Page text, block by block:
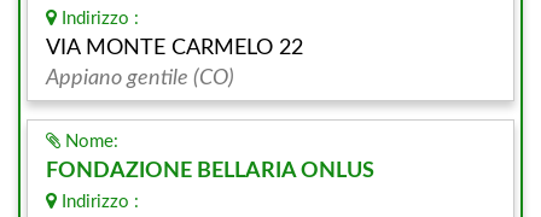
Indirizzo :
VIA MONTE CARMELO 22
Appiano gentile (CO)
Nome:
FONDAZIONE BELLARIA ONLUS
Indirizzo :